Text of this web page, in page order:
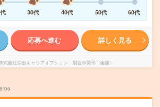
30代 40代 50代 60代
応募へ進む 詳しく見る
式会社綜合キャリアオプション 製造事業部（全国）
05